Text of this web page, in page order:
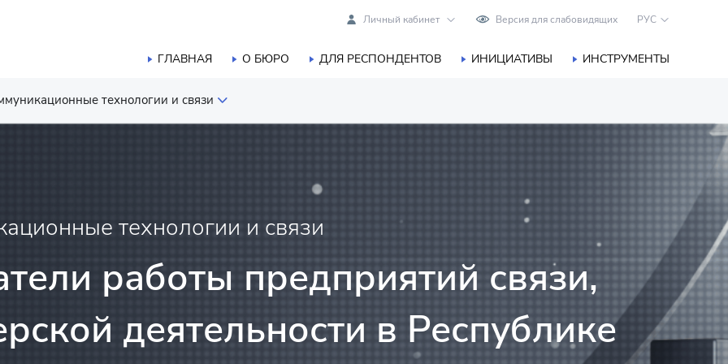
Личный кабинет Версия для слабовидящих РУС
ГЛАВНАЯ О БЮРО ДЛЯ РЕСПОНДЕНТОВ ИНИЦИАТИВЫ ИНСТРУМЕНТЫ
технологии и связи
технологии и связи
работы предприятий связи,
деятельности в Республике